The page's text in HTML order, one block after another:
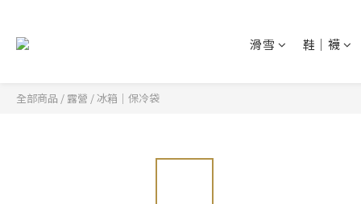
滑雪 鞋│襪
全部商品 / 露營 /冰箱│保冷袋